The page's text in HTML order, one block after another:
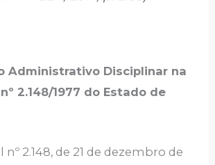
Administrativo Disciplinar na
2.148/1977 do Estado de
nº 2.148, de 21 de dezembro de